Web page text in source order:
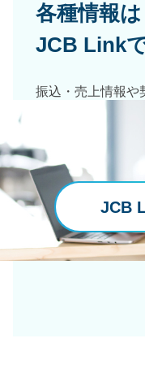
各種情報は
JCB Link
振込・売上情報や
「JCB Link」で
※ 郵送によるお振り
JCB